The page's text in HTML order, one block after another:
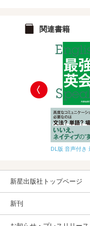
関連書籍
DL版 音声付
新星出版社トップページ
新刊